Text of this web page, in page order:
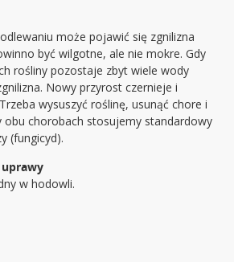
może pojawić się zgnilizna
być wilgotne, ale nie mokre. Gdy
rośliny pozostaje zbyt wiele wody
Nowy przyrost czernieje i
wysuszyć roślinę, usunąć chore i
obu chorobach stosujemy standardowy
(fungicyd).
w hodowli.